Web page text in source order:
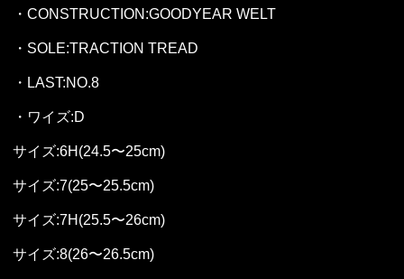
・CONSTRUCTION:GOODYEAR WELT
・SOLE:TRACTION TREAD
・LAST:NO.8
・ワイズ:D
サイズ:6H(24.5〜25cm)
サイズ:7(25〜25.5cm)
サイズ:7H(25.5〜26cm)
サイズ:8(26〜26.5cm)